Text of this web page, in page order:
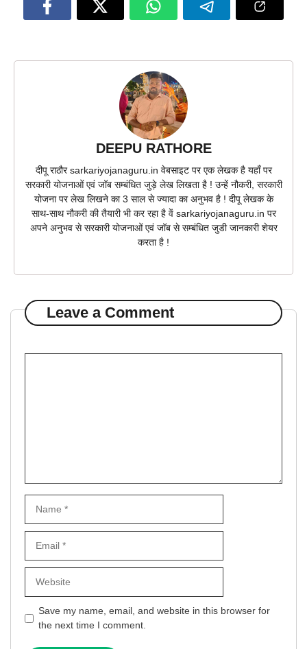
DEEPU RATHORE
दीपू राठौर sarkariyojanaguru.in वेबसाइट पर एक लेखक है यहाँ पर
सरकारी योजनाओं एवं जॉब सम्बंधित जुड़े लेख लिखता है ! उन्हें नौकरी, सरकारी
योजना पर लेख लिखने का 3 साल से ज्यादा का अनुभव है ! दीपू लेखक के
साथ-साथ नौकरी की तैयारी भी कर रहा है वें sarkariyojanaguru.in पर
अपने अनुभव से सरकारी योजनाओं एवं जॉब से सम्बंधित जुडी जानकारी शेयर
करता है !
Leave a Comment
Save my name, email, and website in this browser for
the next time I comment.